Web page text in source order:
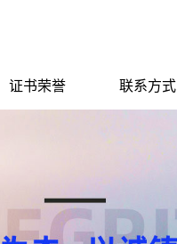
证书荣誉 联系方式